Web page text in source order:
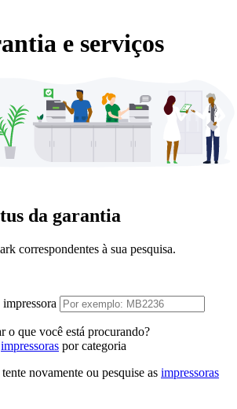
e serviços
da garantia
correspondentes à sua pesquisa.
o que você está procurando?
impressoras por categoria
novamente ou pesquise as impressoras